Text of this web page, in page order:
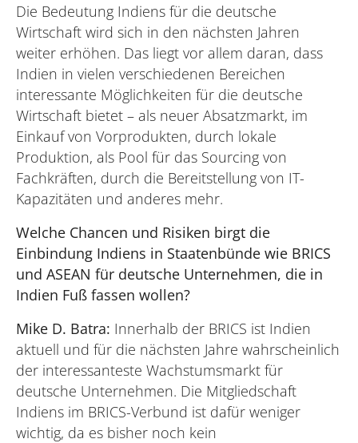
Die Bedeutung Indiens für die deutsche
Wirtschaft wird sich in den nächsten Jahren
weiter erhöhen. Das liegt vor allem daran, dass
Indien in vielen verschiedenen Bereichen
interessante Möglichkeiten für die deutsche
Wirtschaft bietet – als neuer Absatzmarkt, im
Einkauf von Vorprodukten, durch lokale
Produktion, als Pool für das Sourcing von
Fachkräften, durch die Bereitstellung von IT-
Kapazitäten und anderes mehr.
Welche Chancen und Risiken birgt die
Einbindung Indiens in Staatenbünde wie BRICS
und ASEAN für deutsche Unternehmen, die in
Indien Fuß fassen wollen?
Mike D. Batra: Innerhalb der BRICS ist Indien
aktuell und für die nächsten Jahre wahrscheinlich
der interessanteste Wachstumsmarkt für
deutsche Unternehmen. Die Mitgliedschaft
Indiens im BRICS-Verbund ist dafür weniger
wichtig, da es bisher noch kein